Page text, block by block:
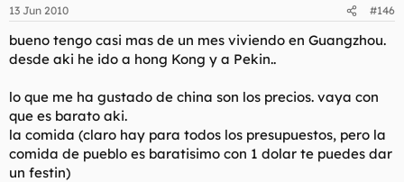
13 Jun 2010 #146
bueno tengo casi mas de un mes viviendo en Guangzhou.
desde aki he ido a hong Kong y a Pekin..
lo que me ha gustado de china son los precios. vaya con
que es barato aki.
la comida (claro hay para todos los presupuestos, pero la
comida de pueblo es baratisimo con 1 dolar te puedes dar
un festin)